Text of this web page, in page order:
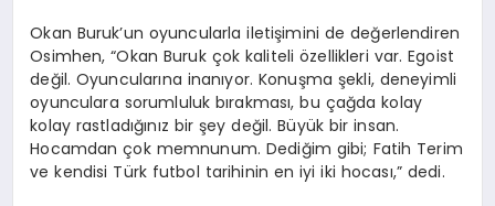
Okan Buruk’un oyuncularla iletişimini de değerlendiren
Osimhen, “Okan Buruk çok kaliteli özellikleri var. Egoist
değil. Oyuncularına inanıyor. Konuşma şekli, deneyimli
oyunculara sorumluluk bırakması, bu çağda kolay
kolay rastladığınız bir şey değil. Büyük bir insan.
Hocamdan çok memnunum. Dediğim gibi; Fatih Terim
ve kendisi Türk futbol tarihinin en iyi iki hocası,” dedi.